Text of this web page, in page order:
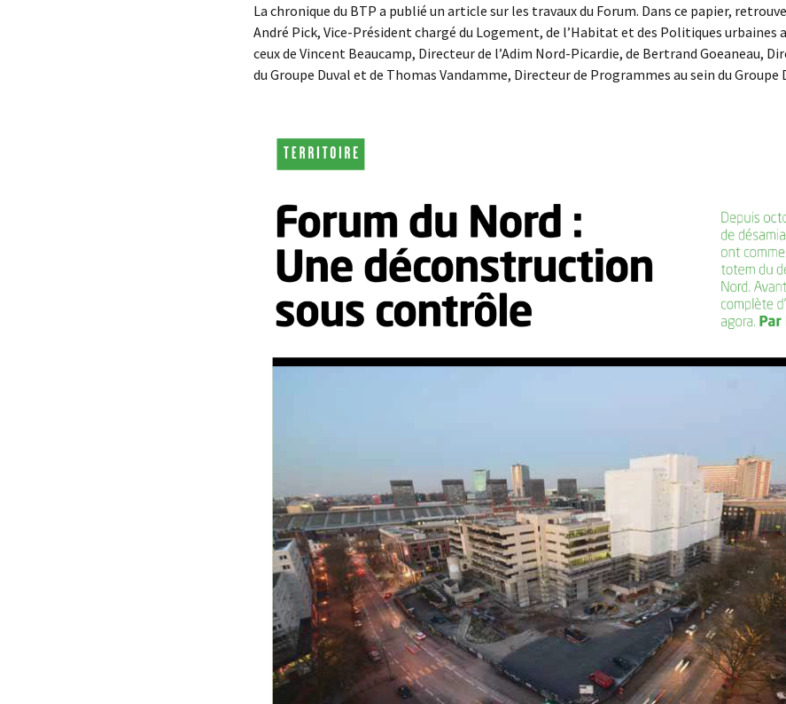
La chronique du BTP a publié un article sur les travaux du Forum. Dans ce papier,
André Pick, Vice-Président chargé du Logement, de l’Habitat et des Politiques urbaines
ceux de Vincent Beaucamp, Directeur de l’Adim Nord-Picardie, de Bertrand Goeaneau,
du Groupe Duval et de Thomas Vandamme, Directeur de Programmes au sein du Groupe